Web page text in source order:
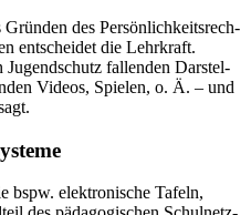
des Per­sön­lich­keits­rech­
ent­schei­det die Lehr­kraft.
fal­len­den Dar­stel­
Vide­os, Spie­len, o. Ä. – und
bspw. elek­tro­ni­sche Tafeln,